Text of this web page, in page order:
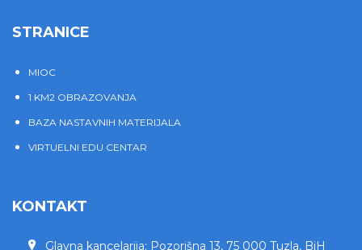
STRANICE
MIOC
1 KM2 OBRAZOVANJA
BAZA NASTAVNIH MATERIJALA
VIRTUELNI EDU CENTAR
KONTAKT
Glavna kancelarija: Pozorišna 13, 75 000 Tuzla, BiH